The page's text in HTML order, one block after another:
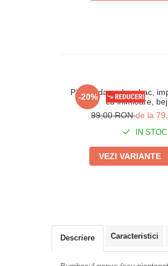
-20%
Pijama dama bumbac,
cu inimioare,
99,00 RONde la
IN STOC
VEZI VARIANTE
Descriere Caracteristici